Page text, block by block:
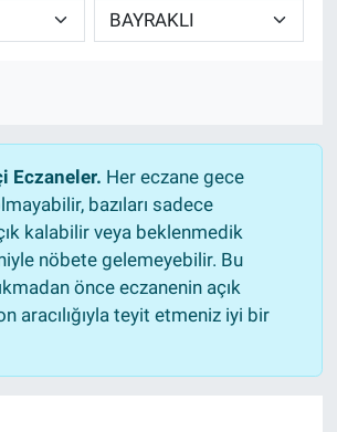
Eczaneler. Her eczane gece
bazıları sadece
kalabilir veya beklenmedik
nöbete gelemeyebilir. Bu
önce eczanenin açık
aracılığıyla teyit etmeniz iyi bir